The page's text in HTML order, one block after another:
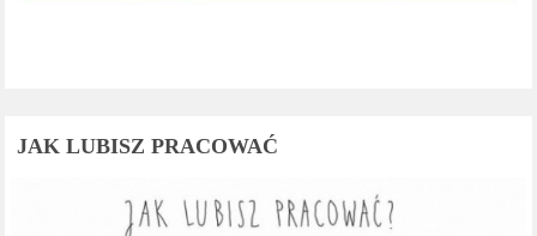
JAK LUBISZ PRACOWAĆ